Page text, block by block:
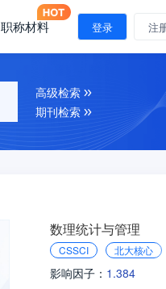
职称材料 登录 注
高级检索
期刊检索
数理统计与管理
CSSCI 北大核心
影响因子： 1.384